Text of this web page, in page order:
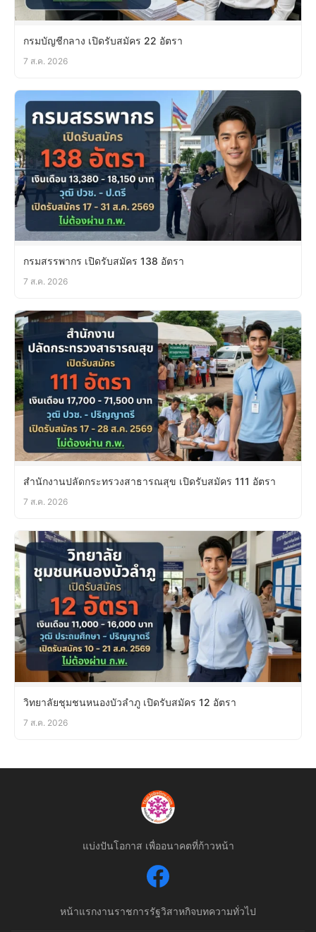
กรมบัญชีกลาง เปิดรับสมัคร 22 อัตรา
7 ส.ค. 2026
กรมสรรพากร เปิดรับสมัคร 138 อัตรา
7 ส.ค. 2026
สำนักงานปลัดกระทรวงสาธารณสุข เปิดรับสมัคร 111 อัตรา
7 ส.ค. 2026
วิทยาลัยชุมชนหนองบัวลำภู เปิดรับสมัคร 12 อัตรา
7 ส.ค. 2026
แบ่งปันโอกาส เพื่ออนาคตที่ก้าวหน้า
หน้าแรกงานราชการรัฐวิสาหกิจบทความทั่วไป